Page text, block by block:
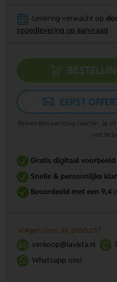
Levering verwacht op
spoedlevering op aanvraag
EERST
Binnen één werkdag reactie · Je
niet te
Gratis digitaal voorbeeld
Snelle & persoonlijke
Beoordeeld met een 9,4
Vragen over dit product?
verkoop@lavista.nl
Whatsapp ons!